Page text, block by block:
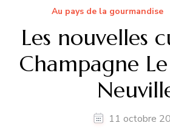
Au pays de la gourmandise
Les nouvelles
Champagne
11 octobre